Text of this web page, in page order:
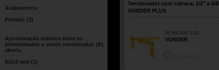
Acabamento
Pintado (2)
Aproximação máxima entre as
extremidades a serem tensionadas (B)
aberto
816,0 mm (1)
Tensionador com catraca, 1/2" a 5/
VONDER PLUS
35.69.000.120
VONDER